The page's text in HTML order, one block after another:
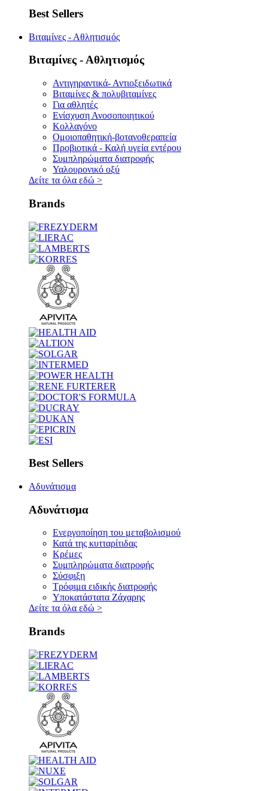
Best Sellers
Βιταμίνες - Αθλητισμός
Βιταμίνες - Αθλητισμός
Αντιγηραντικά- Αντιοξειδωτικά
Βιταμίνες & πολυβιταμίνες
Για αθλητές
Ενίσχυση Ανοσοποιητικού
Κολλαγόνο
Ομοιοπαθητική-βοτανοθεραπεία
Προβιοτικά - Καλή υγεία εντέρου
Συμπληρώματα διατροφής
Υαλουρονικό οξύ
Δείτε τα όλα εδώ >
Brands
Best Sellers
Αδυνάτισμα
Αδυνάτισμα
Ενεργοποίηση του μεταβολισμού
Κατά της κυτταρίτιδας
Κρέμες
Συμπληρώματα διατροφής
Σύσφιξη
Τρόφιμα ειδικής διατροφής
Υποκατάστατα Ζάχαρης
Δείτε τα όλα εδώ >
Brands